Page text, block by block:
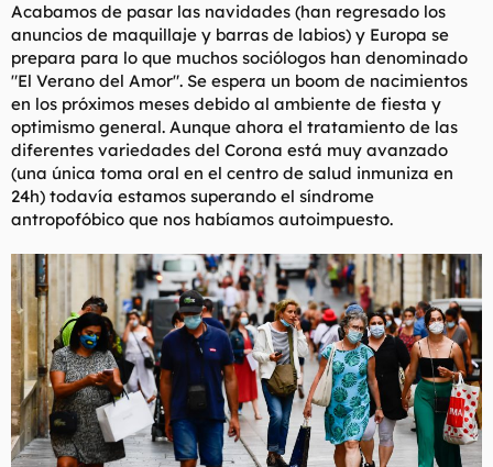
Acabamos de pasar las navidades (han regresado los
anuncios de maquillaje y barras de labios) y Europa se
prepara para lo que muchos sociólogos han denominado
"El Verano del Amor". Se espera un boom de nacimientos
en los próximos meses debido al ambiente de fiesta y
optimismo general. Aunque ahora el tratamiento de las
diferentes variedades del Corona está muy avanzado
(una única toma oral en el centro de salud inmuniza en
24h) todavía estamos superando el síndrome
antropofóbico que nos habíamos autoimpuesto.